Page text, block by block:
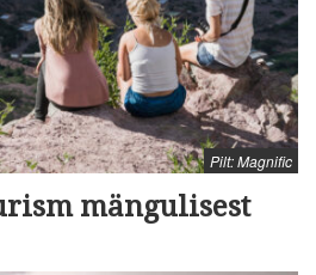
Pilt: Magnific
mängulisest